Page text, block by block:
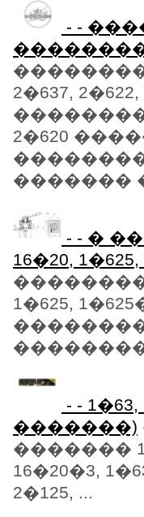
- -
���������
2�637,
���������
2�620
�������
- - �
16�20,
��������
1�625,
- -
�������)
�������
16�20�3,
2�125, ...